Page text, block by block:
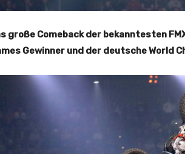
große Comeback der bekanntesten
Gewinner und der deutsche World